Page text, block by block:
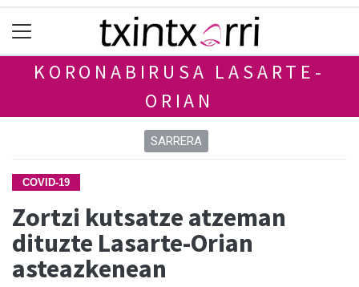
KORONABIRUSA LASARTE-
ORIAN
SARRERA
COVID-19
Zortzi kutsatze atzeman
dituzte Lasarte-Orian
asteazkenean